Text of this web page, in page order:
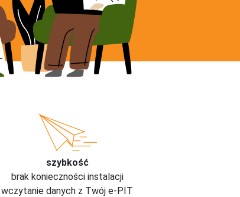
szybkość
brak konieczności instalacji
wczytanie danych z Twój e-PIT